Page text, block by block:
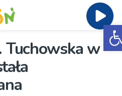
Tuchowska w